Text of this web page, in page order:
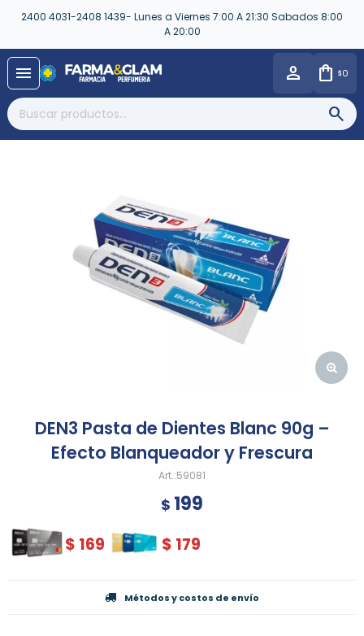
2400 4031-2408 1439- Lunes a Viernes 7:00 A 21:30 Sabados 8:00
A 20:00
menu $0
DEN3 Pasta de Dientes Blanc 90g –
Efecto Blanqueador y Frescura
59081
$ 199
$ 169 $ 179
Métodos y costos de envío